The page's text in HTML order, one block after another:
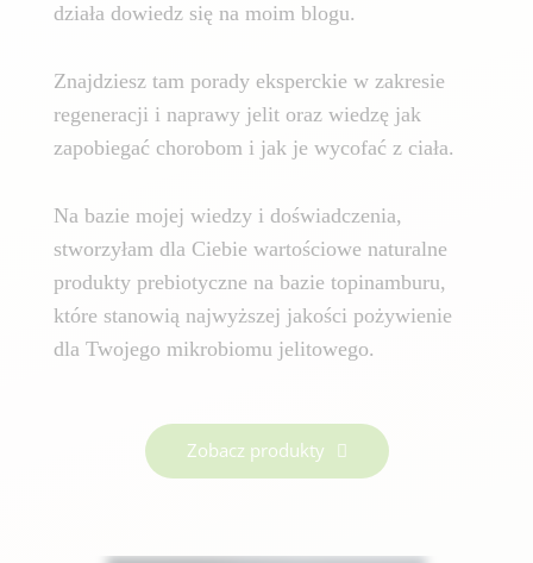
działa dowiedz się na moim blogu.
Znajdziesz tam porady eksperckie w zakresie
regeneracji i naprawy jelit oraz wiedzę jak
zapobiegać chorobom i jak je wycofać z ciała.
Na bazie mojej wiedzy i doświadczenia,
stworzyłam dla Ciebie wartościowe naturalne
produkty prebiotyczne na bazie topinamburu,
które stanowią najwyższej jakości pożywienie
dla Twojego mikrobiomu jelitowego.
Zobacz produkty